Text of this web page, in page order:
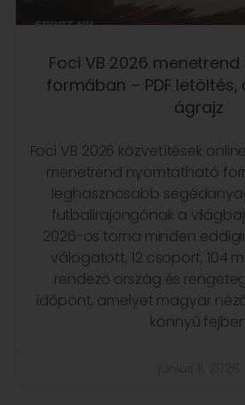
Foci VB 2026
formában – PDF
ágrajz
Foci VB 2026 közvetítések
menetrend nyomtatható
leghasznosabb
futballrajongónak a
2026-os torna minden
válogatott, 12 csoport, 104
rendező ország és
időpont, amelyet magyar
könnyű